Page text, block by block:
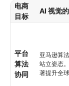
电商
目标
AI 视觉
平台
算法
协同
亚马逊算
站立姿态
著提升全